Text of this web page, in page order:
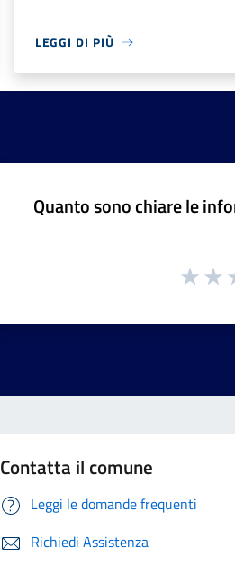
LEGGI DI PIÙ
Quanto sono chiare le
Contatta il comune
Leggi le domande frequenti
Richiedi Assistenza